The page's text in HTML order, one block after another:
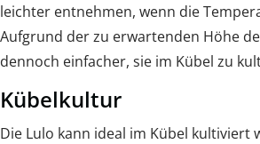
leichter entnehmen, wenn die
Aufgrund der zu erwartenden Höhe
dennoch einfacher, sie im Kübel zu
Kübelkultur
Die Lulo kann ideal im Kübel kultiviert